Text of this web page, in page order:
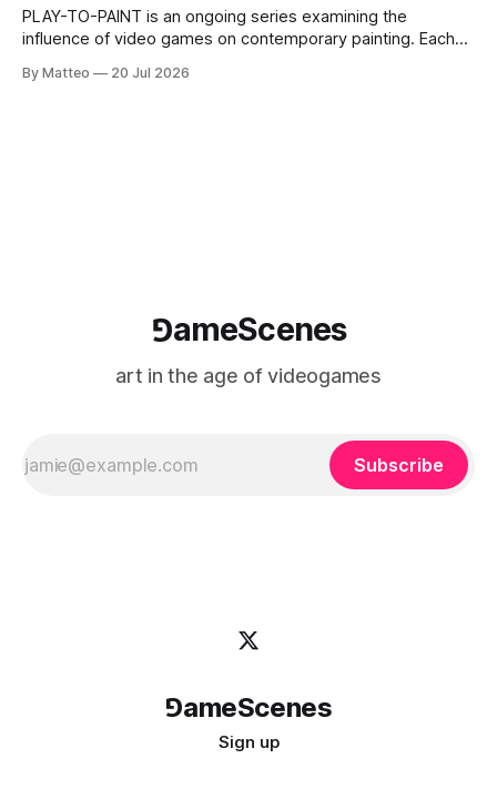
PLAY-TO-PAINT is an ongoing series examining the
influence of video games on contemporary painting. Each
camera systems, player-made content, and the temporal
By Matteo 20 Jul 2026
⅁ameScenes
art in the age of videogames
Subscribe
⅁ameScenes
Sign up